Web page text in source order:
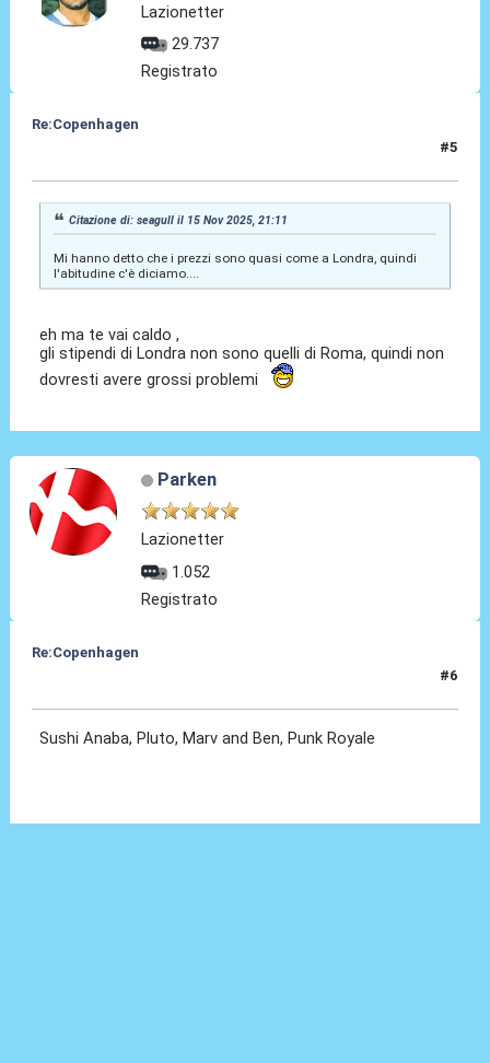
Lazionetter
29.737
Registrato
Re:Copenhagen
#5
Citazione di: seagull il 15 Nov 2025, 21:11
Mi hanno detto che i prezzi sono quasi come a Londra, quindi
l'abitudine c'è diciamo....
eh ma te vai caldo ,
gli stipendi di Londra non sono quelli di Roma, quindi non
dovresti avere grossi problemi
Parken
Lazionetter
1.052
Registrato
Re:Copenhagen
#6
Sushi Anaba, Pluto, Marv and Ben, Punk Royale